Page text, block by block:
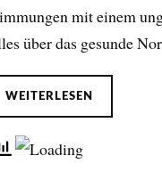
mit einem
über das gesunde
WEITERLESEN